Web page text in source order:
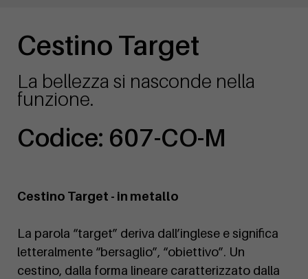
Cestino Target
La bellezza si nasconde nella
funzione.
Codice: 607-CO-M
Cestino Target - in metallo
La parola “target” deriva dall’inglese e significa
letteralmente “bersaglio”, “obiettivo”. Un
cestino, dalla forma lineare caratterizzato dalla